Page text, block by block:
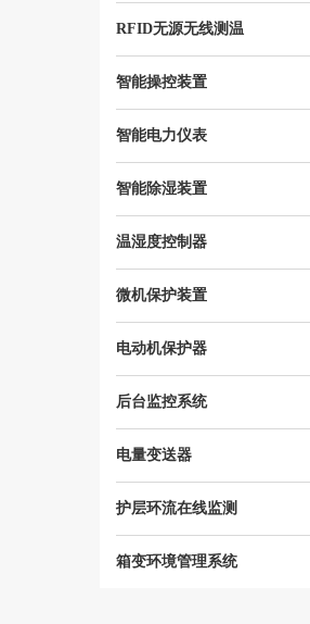
RFID无源无线测温
智能操控装置
智能电力仪表
智能除湿装置
温湿度控制器
微机保护装置
电动机保护器
后台监控系统
电量变送器
护层环流在线监测
箱变环境管理系统